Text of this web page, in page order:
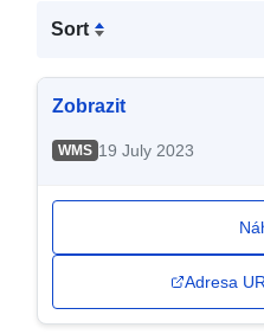
Sort
Zobrazit
WMS 19 July 2023
Adresa